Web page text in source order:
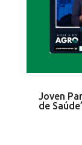
Joven
de